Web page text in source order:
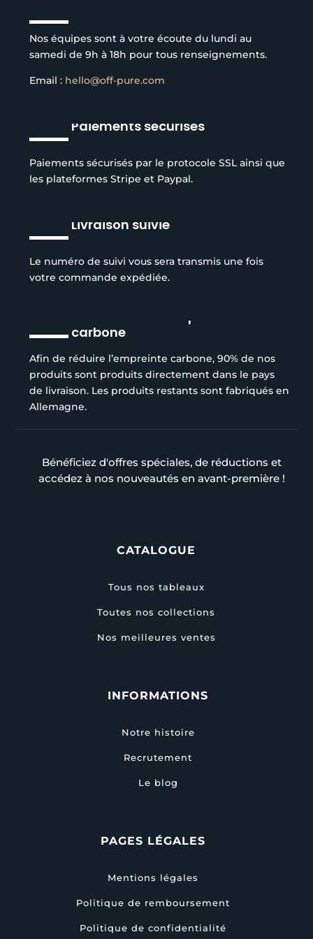
Nos équipes sont à votre écoute du lundi au
samedi de 9h à 18h pour tous renseignements.
Email : hello@off-pure.com
Paiements sécurisés
Paiements sécurisés par le protocole SSL ainsi que
les plateformes Stripe et Paypal.
Livraison suivie
Le numéro de suivi vous sera transmis une fois
votre commande expédiée.
carbone
Afin de réduire l’empreinte carbone, 90% de nos
produits sont produits directement dans le pays
de livraison. Les produits restants sont fabriqués en
Allemagne.
Bénéficiez d'offres spéciales, de réductions et
accédez à nos nouveautés en avant-première !
CATALOGUE
Tous nos tableaux
Toutes nos collections
Nos meilleures ventes
INFORMATIONS
Notre histoire
Recrutement
Le blog
PAGES LÉGALES
Mentions légales
Politique de remboursement
Politique de confidentialité